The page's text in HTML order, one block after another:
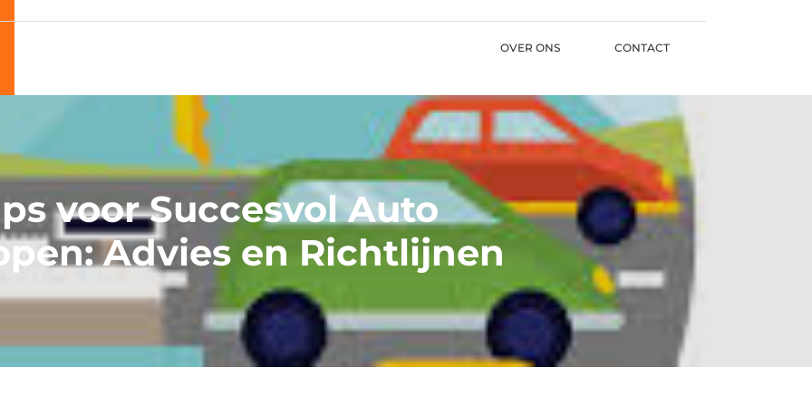
OVER ONS CONTACT
voor Succesvol Auto
Advies en Richtlijnen